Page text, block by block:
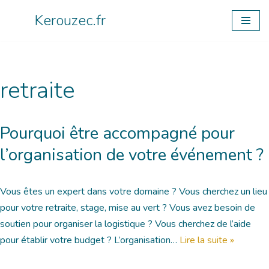
Kerouzec.fr
retraite
Pourquoi être accompagné pour
l’organisation de votre événement ?
Vous êtes un expert dans votre domaine ? Vous cherchez un lieu
pour votre retraite, stage, mise au vert ? Vous avez besoin de
soutien pour organiser la logistique ? Vous cherchez de l’aide
pour établir votre budget ? L’organisation… Lire la suite »